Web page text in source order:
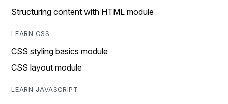
Structuring content with HTML module
LEARN CSS
CSS styling basics module
CSS layout module
LEARN JAVASCRIPT